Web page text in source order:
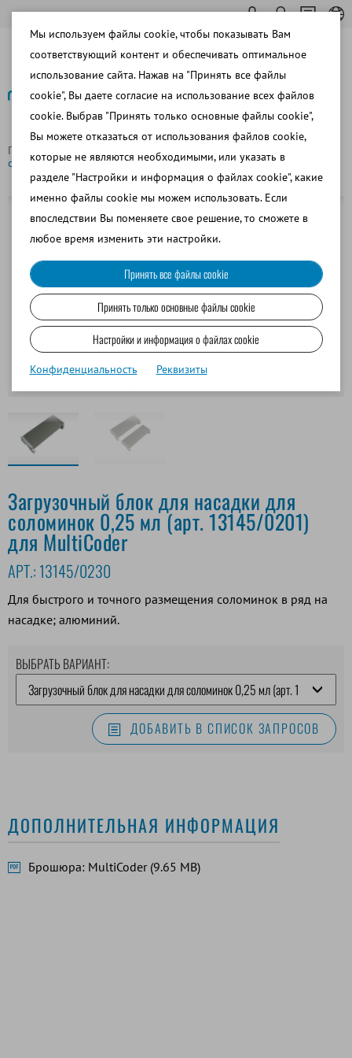
Главная страница
Загрузочный блок для насадки для
соломинок 0,25 мл (арт. 13145/0201) для MultiCoder
Назад
Загрузочный блок для насадки для
соломинок 0,25 мл (арт. 13145/0201)
для MultiCoder
АРТ.: 13145/0230
Для быстрого и точного размещения соломинок в ряд на
насадке; алюминий.
ВЫБРАТЬ ВАРИАНТ:
ДОБАВИТЬ В СПИСОК ЗАПРОСОВ
ДОПОЛНИТЕЛЬНАЯ ИНФОРМАЦИЯ
Брошюра: MultiCoder (9.65 MB)
Мы используем файлы cookie, чтобы показывать Вам
соответствующий контент и обеспечивать оптимальное
использование сайта. Нажав на "Принять все файлы
cookie", Вы даете согласие на использование всех файлов
cookie. Выбрав "Принять только основные файлы cookie",
Вы можете отказаться от использования файлов cookie,
которые не являются необходимыми, или указать в
разделе "Настройки и информация о файлах cookie", какие
именно файлы cookie мы можем использовать. Если
впоследствии Вы поменяете свое решение, то сможете в
любое время изменить эти настройки.
Принять все файлы cookie
Принять только основные файлы cookie
Настройки и информация о файлах cookie
Конфиденциальность Реквизиты